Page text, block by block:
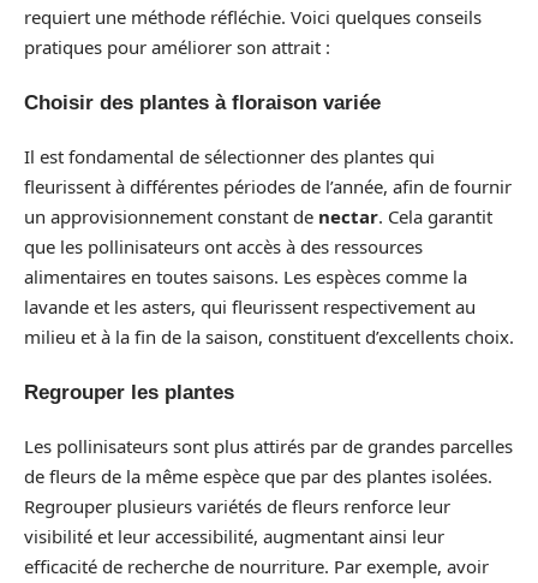
requiert une méthode réfléchie. Voici quelques conseils
pratiques pour améliorer son attrait :
Choisir des plantes à floraison variée
Il est fondamental de sélectionner des plantes qui
fleurissent à différentes périodes de l’année, afin de fournir
un approvisionnement constant de nectar. Cela garantit
que les pollinisateurs ont accès à des ressources
alimentaires en toutes saisons. Les espèces comme la
lavande et les asters, qui fleurissent respectivement au
milieu et à la fin de la saison, constituent d’excellents choix.
Regrouper les plantes
Les pollinisateurs sont plus attirés par de grandes parcelles
de fleurs de la même espèce que par des plantes isolées.
Regrouper plusieurs variétés de fleurs renforce leur
visibilité et leur accessibilité, augmentant ainsi leur
efficacité de recherche de nourriture. Par exemple, avoir